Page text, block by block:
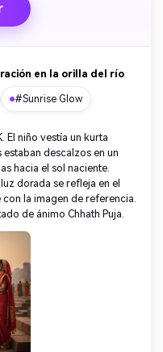
en la orilla del río
#Sunrise Glow
El niño vestía un kurta
descalzos en un
hacia el sol naciente.
dorada se refleja en el
la imagen de referencia.
de ánimo Chhath Puja.